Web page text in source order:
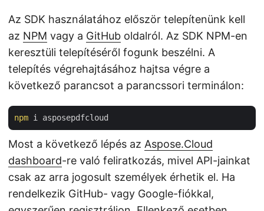
Az SDK használatához először telepítenünk kell
az NPM vagy a GitHub oldalról. Az SDK NPM-en
keresztüli telepítéséről fogunk beszélni. A
telepítés végrehajtásához hajtsa végre a
következő parancsot a parancssori terminálon:
npm
Most a következő lépés az Aspose.Cloud
dashboard-re való feliratkozás, mivel API-jainkat
csak az arra jogosult személyek érhetik el. Ha
rendelkezik GitHub- vagy Google-fiókkal,